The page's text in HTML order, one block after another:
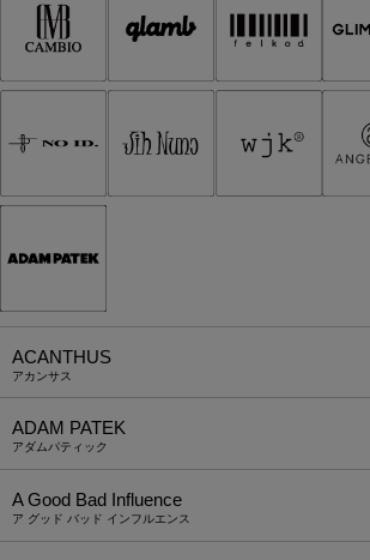
ACANTHUS
アカンサス
ADAM PATEK
アダムパティック
A Good Bad Influence
ア グッド バッド インフルエンス